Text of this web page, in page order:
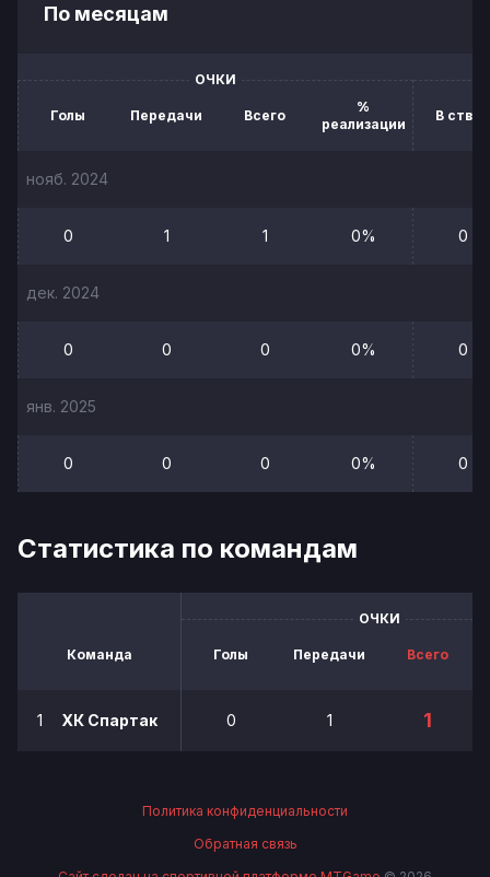
По месяцам
ОЧКИ
Голы Передачи Всего
%
реализации
В створ
нояб. 2024
0 1 1 0% 0
дек. 2024
0 0 0 0% 0
янв. 2025
0 0 0 0% 0
Статистика по командам
Команда
ОЧКИ
Голы Передачи Всего
1 ХК Спартак 0 1 1
Политика конфиденциальности
Обратная связь